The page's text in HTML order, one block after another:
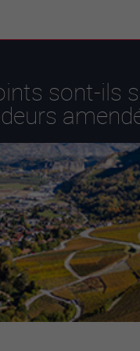
sont-ils